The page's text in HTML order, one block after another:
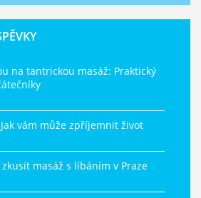
na tantrickou masáž: Praktický
vám může zpříjemnit život
masáž s líbáním v Praze